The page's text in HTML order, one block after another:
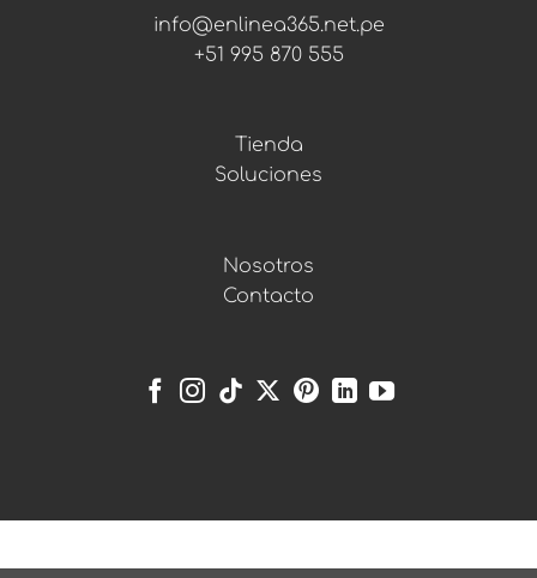
info@enlinea365.net.pe
+51 995 870 555
Tienda
Soluciones
Nosotros
Contacto